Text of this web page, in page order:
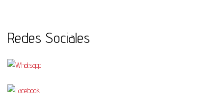
Redes Sociales